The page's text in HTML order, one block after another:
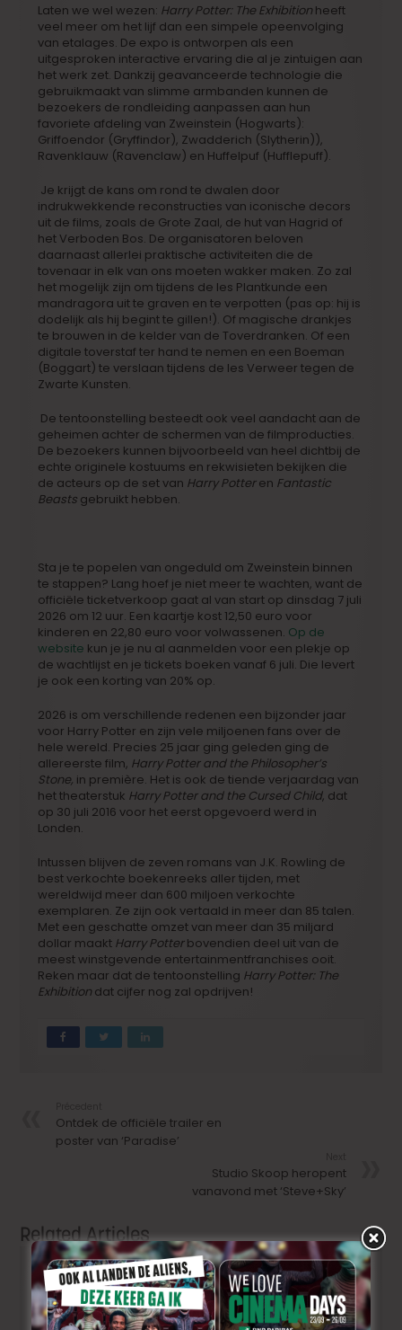
Laten we wel wezen: Harry Potter: The Exhibition heeft
veel meer om het lijf dan een simpele opeenvolging
van etalages. De expo is ontworpen als een
uitgesproken interactive ervaring die al je zintuigen aan
het werk zet. Dankzij geavanceerde technologie die
gebruikmaakt van slimme armbanden kunnen de
bezoekers de rondleiding aanpassen aan hun
favoriete afdeling van Zweinstein (Hogwarts):
Griffoendor (Gryffindor), Zwadderich (Slytherin)),
Ravenklauw (Ravenclaw) en Huffelpuf (Hufflepuff).
Je krijgt de kans om rond te dwalen door
indrukwekkende reconstructies van iconische decors
uit de films, zoals de Grote Zaal, de hut van Hagrid of
het Verboden Bos. De organisatoren beloven
daarnaast allerlei praktische activiteiten die de
tovenaar in elk van ons moeten wakker maken. Zo zal
het mogelijk zijn om tijdens de les Plantkunde een
mandragora uit te graven en te verpotten (pas op: hij is
dodelijk als hij begint te gillen!). Of magische drankjes
te brouwen in de kelder van de Toverdranken. Of een
digitale toverstaf ter hand te nemen en een Boeman
(Boggart) te verslaan tijdens de les Verweer tegen de
Zwarte Kunsten.
De tentoonstelling besteedt ook veel aandacht aan de
geheimen achter de schermen van de filmproducties.
De bezoekers kunnen bijvoorbeeld van heel dichtbij de
echte originele kostuums en rekwisieten bekijken die
de acteurs op de set van Harry Potteren Fantastic
Beasts gebruikt hebben.
Sta je te popelen van ongeduld om Zweinstein binnen
te stappen? Lang hoef je niet meer te wachten, want de
officiële ticketverkoop gaat al van start op dinsdag 7 juli
2026 om 12 uur. Een kaartje kost 12,50 euro voor
kinderen en 22,80 euro voor volwassenen. Op de
website kun je je nu al aanmelden voor een plekje op
de wachtlijst en je tickets boeken vanaf 6 juli. Die levert
je ook een korting van 20% op.
2026 is om verschillende redenen een bijzonder jaar
voor Harry Potter en zijn vele miljoenen fans over de
hele wereld. Precies 25 jaar ging geleden ging de
allereerste film, Harry Potter and the Philosopher’s
Stone, in première. Het is ook de tiende verjaardag van
het theaterstuk Harry Potter and the Cursed Child, dat
op 30 juli 2016 voor het eerst opgevoerd werd in
Londen.
Intussen blijven de zeven romans van J.K. Rowling de
best verkochte boekenreeks aller tijden, met
wereldwijd meer dan 600 miljoen verkochte
exemplaren. Ze zijn ook vertaald in meer dan 85 talen.
Met een geschatte omzet van meer dan 35 miljard
dollar maakt Harry Potterbovendien deel uit van de
meest winstgevende entertainmentfranchises ooit.
Reken maar dat de tentoonstelling Harry Potter: The
Exhibition dat cijfer nog zal opdrijven!
Ontdek de officiële trailer en
poster van ‘Paradise’
Studio Skoop heropent
vanavond met ‘Steve+Sky’
Related Articles